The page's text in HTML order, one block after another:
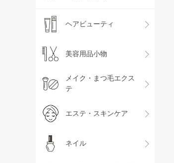
ヘアビューティ
美容用品小物
メイク・まつ毛エクス
テ
エステ・スキンケア
ネイル